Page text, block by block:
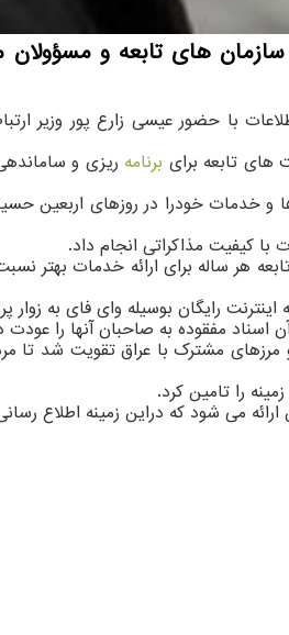
های تابعه و مسؤولان
با حضور عیسی زارع پور وزیر
های تابعه برای برنامه ریزی و
خودرا در روزهای اربعین
با کیفیت مذاکراتی انجام داد.
هر ساله برای ارائه خدمات بهتر
رایگان بوسیله وای فای به زوار
اسناد مفقوده به صاحبان آنها را
مشترک با عراق تقویت شد تا
را تامین کرد.
می شود که دراین زمینه اطلاع